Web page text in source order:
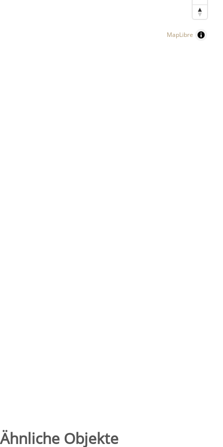
MapLibre
Ähnliche Objekte